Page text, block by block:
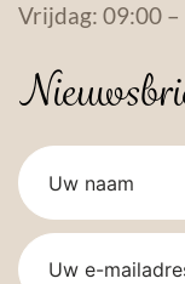
Vrijdag: 09:00